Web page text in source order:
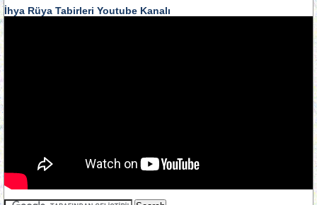
İhya Rüya Tabirleri Youtube Kanalı